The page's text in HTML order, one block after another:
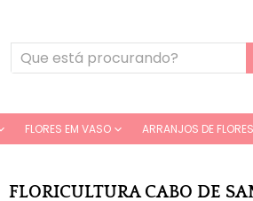
FLORES EM VASO ARRANJOS DE FLORES
FLORICULTURA CABO DE